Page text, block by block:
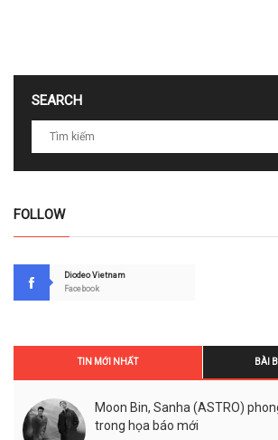
SEARCH
FOLLOW
Diodeo Vietnam
Facebook
TIN MỚI NHẤT BÀI
Moon Bin, Sanha (ASTRO)
trong họa báo mới